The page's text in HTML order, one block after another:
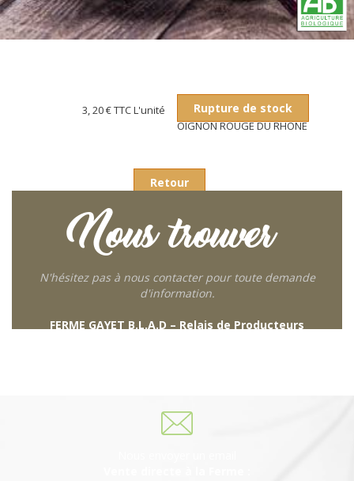
3, 20 €TTC L'unité Rupture de stock
OIGNON ROUGE DU RHONE
Retour
Nous trouver
N'hésitez pas à nous contacter pour toute demande
d'information.
FERME GAYET B.L.A.D – Relais de Producteurs